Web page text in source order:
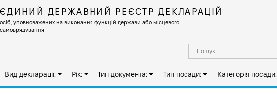
ЄДИНИЙ ДЕРЖАВНИЙ РЕЄСТР ДЕКЛАРАЦІЙ
осіб, уповноважених на виконання функцій держави або місцевого
самоврядування
Вид декларації: Рік: Тип документа: Тип посади: Категорія посади: